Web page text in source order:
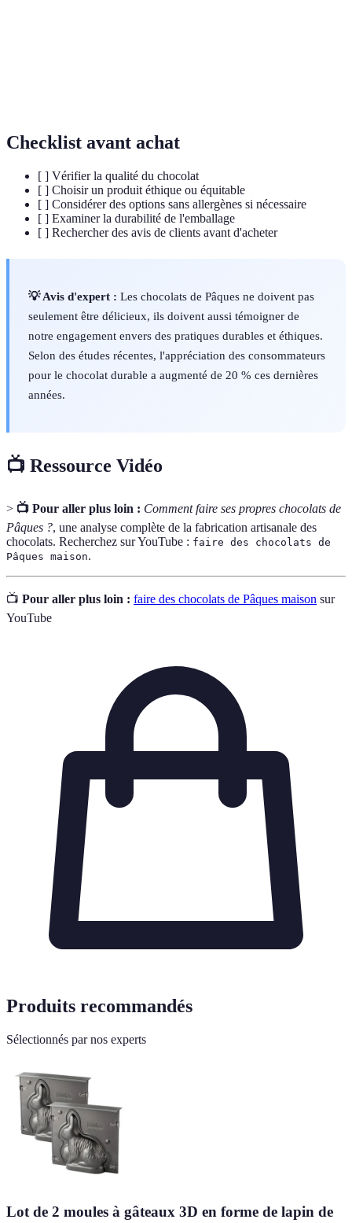
Checklist avant achat
[ ] Vérifier la qualité du chocolat
[ ] Choisir un produit éthique ou équitable
[ ] Considérer des options sans allergènes si nécessaire
[ ] Examiner la durabilité de l'emballage
[ ] Rechercher des avis de clients avant d'acheter
💡 Avis d'expert : Les chocolats de Pâques ne doivent pas
seulement être délicieux, ils doivent aussi témoigner de
notre engagement envers des pratiques durables et éthiques.
Selon des études récentes, l'appréciation des consommateurs
pour le chocolat durable a augmenté de 20 % ces dernières
années.
📺 Ressource Vidéo
> 📺 Pour aller plus loin : Comment faire ses propres chocolats de
Pâques ?, une analyse complète de la fabrication artisanale des
chocolats. Recherchez sur YouTube : faire des chocolats de
Pâques maison.
📺 Pour aller plus loin : faire des chocolats de Pâques maison sur
YouTube
Produits recommandés
Sélectionnés par nos experts
Lot de 2 moules à gâteaux 3D en forme de lapin de